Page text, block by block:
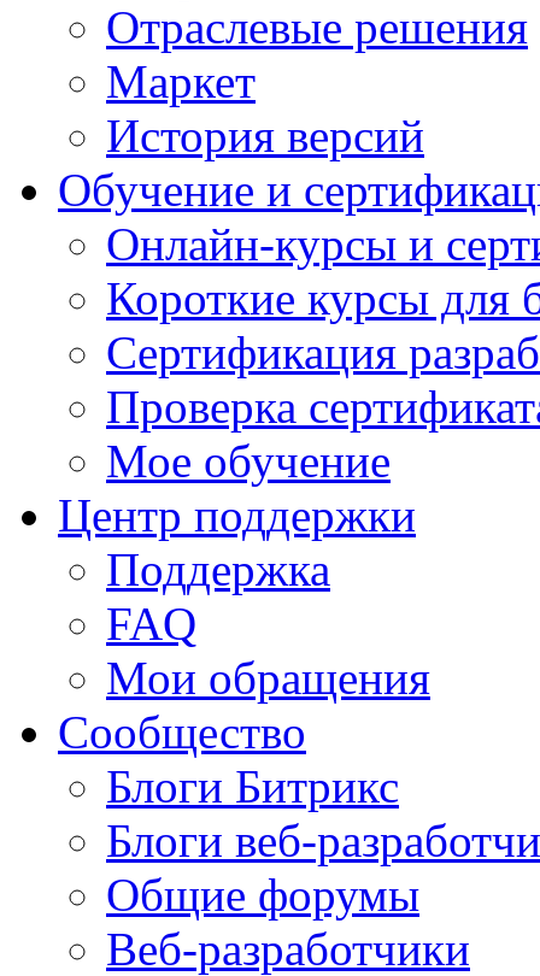
Отраслевые решения
Маркет
История версий
Обучение и
Онлайн-курсы и
Короткие курсы для
Сертификация
Проверка
Мое обучение
Центр поддержки
Поддержка
FAQ
Мои обращения
Сообщество
Блоги Битрикс
Блоги веб-
Общие форумы
Веб-разработчики